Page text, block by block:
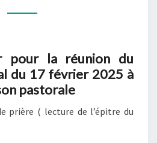
pour la réunion du
du 17 février 2025 à
pastorale
prière ( lecture de l’épitre du